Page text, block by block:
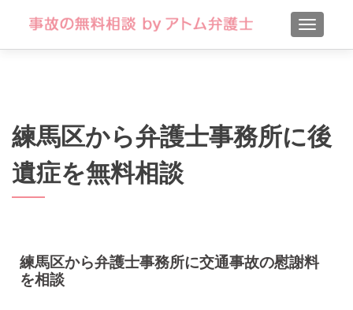
練馬区から弁護士事務所に後
遺症を無料相談
練馬区から弁護士事務所に交通事故の慰謝料
を相談